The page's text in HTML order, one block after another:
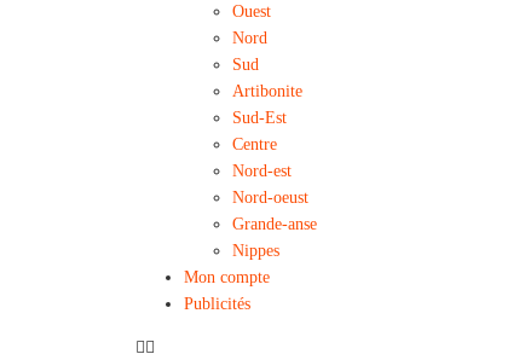
Ouest
Nord
Sud
Artibonite
Sud-Est
Centre
Nord-est
Nord-oeust
Grande-anse
Nippes
Mon compte
Publicités